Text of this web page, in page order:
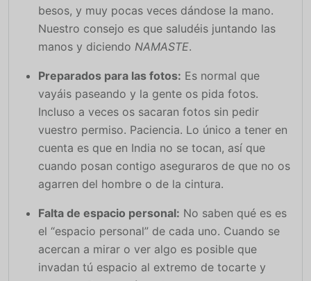
besos, y muy pocas veces dándose la mano.
Nuestro consejo es que saludéis juntando las
manos y diciendo NAMASTE.
Preparados para las fotos: Es normal que
vayáis paseando y la gente os pida fotos.
Incluso a veces os sacaran fotos sin pedir
vuestro permiso. Paciencia. Lo único a tener en
cuenta es que en India no se tocan, así que
cuando posan contigo aseguraros de que no os
agarren del hombre o de la cintura.
Falta de espacio personal: No saben qué es es
el “espacio personal” de cada uno. Cuando se
acercan a mirar o ver algo es posible que
invadan tú espacio al extremo de tocarte y